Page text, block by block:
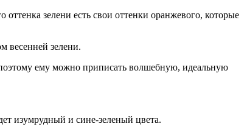
оттенка зелени есть свои оттенки оранжевого, которые
весенней зелени.
ему можно приписать волшебную, идеальную
изумрудный и сине-зеленый цвета.